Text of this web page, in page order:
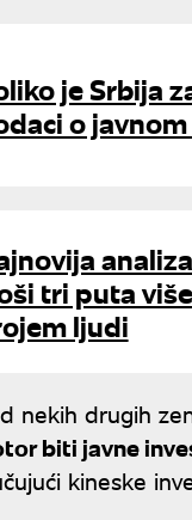
je Srbija
o
tri puta
ljudi
nekih drugih
biti javne
kineske